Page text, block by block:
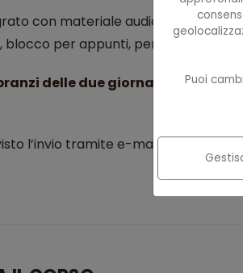
con materiale audiovisivo e
blocco per appunti, penna) che
delle due giornate sono
l’invio tramite e-mail
Puoi